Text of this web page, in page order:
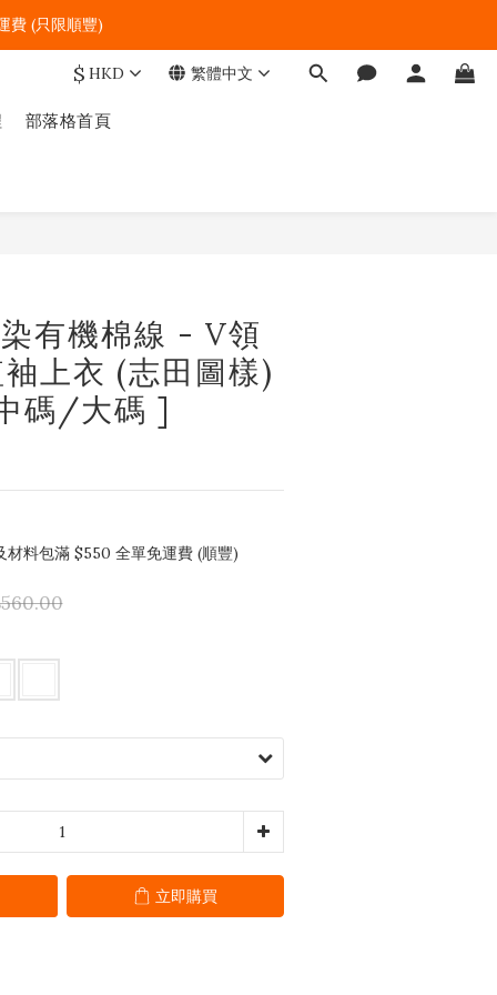
費 (只限順豐)
$ HKD 繁體中文
部落格首頁
有機棉線 - V領
上衣 (志田圖樣)
碼/大碼 ]
材料包滿 $550 全單免運費 (順豐)
立即購買